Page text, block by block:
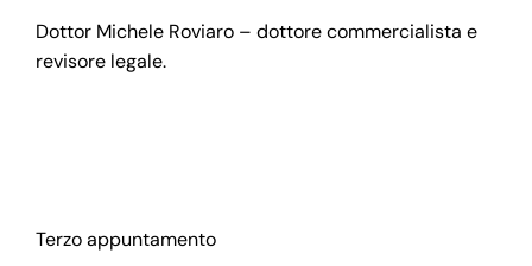
Dottor Michele Roviaro – dottore commercialista e
revisore legale.
Terzo appuntamento